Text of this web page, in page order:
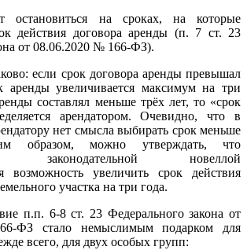
остановиться на сроках, на которые
действия договора аренды (п. 7 ст. 23
от 08.06.2020 № 166-ФЗ).
если срок договора аренды превышал
аренды увеличивается максимум на три
составлял меньше трёх лет, то «срок
арендатором. Очевидно, что в
нет смысла выбирать срок меньше
образом, можно утверждать, что
законодательной новеллой
возможность увеличить срок действия
участка на три года.
п.п. 6-8 ст. 23 Федерального закона от
ФЗ стало немыслимым подарком для
всего, для двух особых групп: